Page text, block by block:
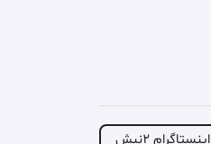
اینستاگرام ۲نبش